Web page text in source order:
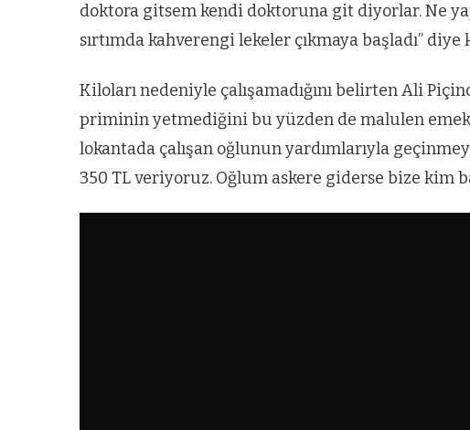
doktora gitsem kendi doktoruna git diyorlar. Ne
sırtımda kahverengi lekeler çıkmaya başladı” diye
Kiloları nedeniyle çalışamadığını belirten Ali
priminin yetmediğini bu yüzden de malulen
lokantada çalışan oğlunun yardımlarıyla
350 TL veriyoruz. Oğlum askere giderse bize kim